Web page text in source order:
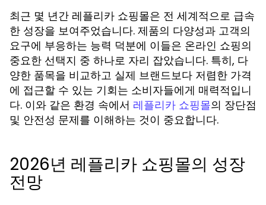
최근 몇 년간 레플리카 쇼핑몰은 전 세계적으로 급속
한 성장을 보여주었습니다. 제품의 다양성과 고객의
요구에 부응하는 능력 덕분에 이들은 온라인 쇼핑의
중요한 선택지 중 하나로 자리 잡았습니다. 특히, 다
양한 품목을 비교하고 실제 브랜드보다 저렴한 가격
에 접근할 수 있는 기회는 소비자들에게 매력적입니
다. 이와 같은 환경 속에서 레플리카 쇼핑몰의 장단점
및 안전성 문제를 이해하는 것이 중요합니다.
2026년 레플리카 쇼핑몰의 성장
전망